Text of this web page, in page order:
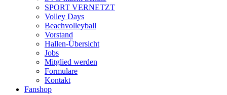
SPORT VERNETZT
Volley Days
Beachvolleyball
Vorstand
Hallen-Übersicht
Jobs
Mitglied werden
Formulare
Kontakt
Fanshop